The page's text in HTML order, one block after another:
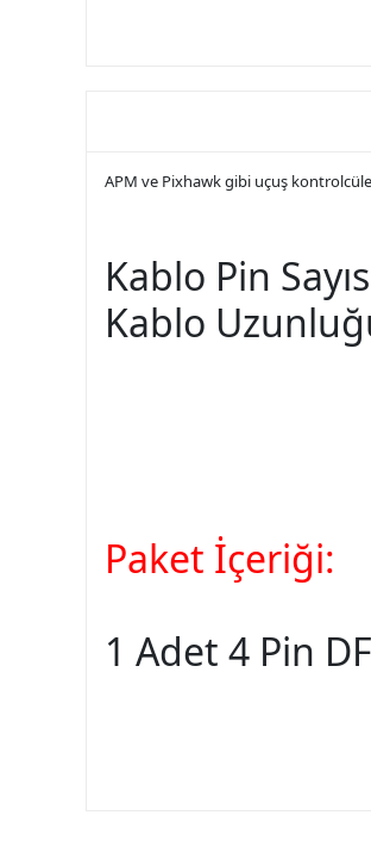
APM ve Pixhawk gibi uçuş
Kablo Pin
Kablo
Paket İçeriği:
1 Adet 4 Pin